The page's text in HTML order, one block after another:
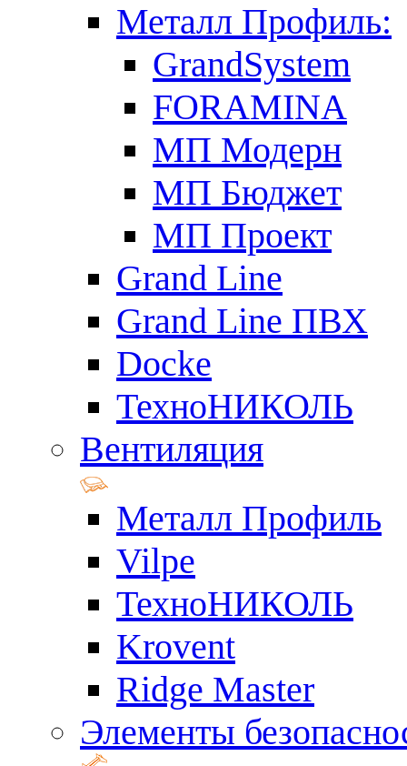
Металл Профиль:
GrandSystem
FORAMINA
МП Модерн
МП Бюджет
МП Проект
Grand Line
Grand Line ПВХ
Docke
ТехноНИКОЛЬ
Вентиляция
Металл Профиль
Vilpe
ТехноНИКОЛЬ
Krovent
Ridge Master
Элементы